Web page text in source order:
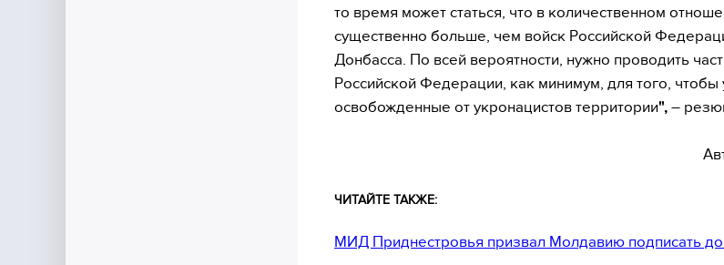
то время может статься, что в количественном
существенно больше, чем войск Российской
Донбасса. По всей вероятности, нужно проводить
Российской Федерации, как минимум, для того, чтобы
освобожденные от укронацистов территории", –
ЧИТАЙТЕ ТАКЖЕ:
МИД Приднестровья призвал Молдавию подписать